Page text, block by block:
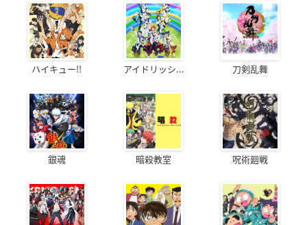
ハイキュー!! アイドリッシ... 刀剣乱舞
銀魂 暗殺教室 呪術廻戦